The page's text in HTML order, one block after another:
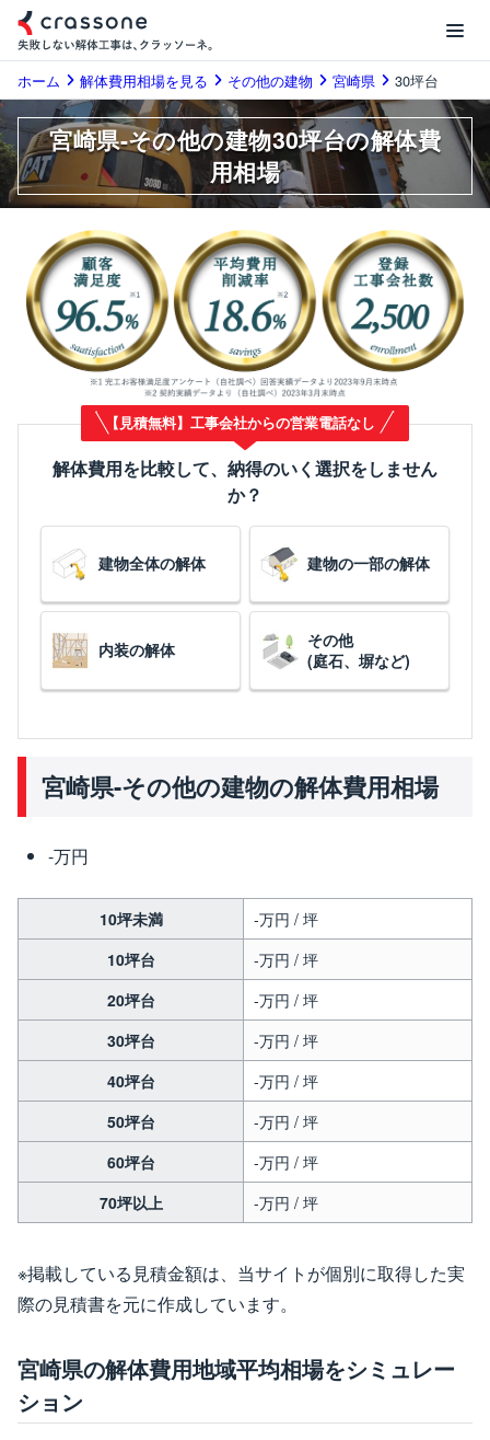
ホーム 解体費用相場を見る その他の建物 宮崎県 30坪台
宮崎県-その他の建物30坪台の解体費
用相場
【見積無料】工事会社からの営業電話なし
解体費用を比較して、納得のいく選択をしません
か？
建物全体の解体 建物の一部の解体
内装の解体
その他
(庭石、塀など)
宮崎県-その他の建物の解体費用相場
-万円
10坪未満
-万円 / 坪
10坪台
-万円 / 坪
20坪台
-万円 / 坪
30坪台
-万円 / 坪
40坪台
-万円 / 坪
50坪台
-万円 / 坪
60坪台
-万円 / 坪
70坪以上
-万円 / 坪
※掲載している見積金額は、当サイトが個別に取得した実
際の見積書を元に作成しています。
宮崎県の解体費用地域平均相場をシミュレー
ション